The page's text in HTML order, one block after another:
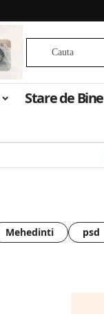
Stare de Bine
Mehedinti psd